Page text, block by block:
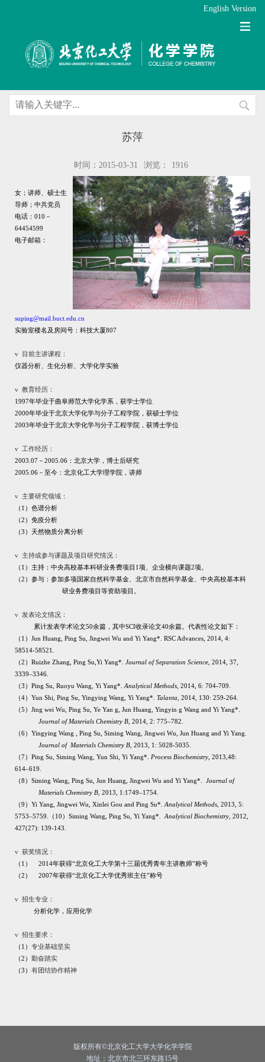
English Version
苏萍
时间：2015-03-31 浏览： 1916
女 ；讲师、硕士生
导师； 中共党员
电话： 010 －
64454599
电子邮箱：
suping@mail.buct.edu.cn
实验室楼名及房间号：科技大厦807
v 目前主讲课程：
仪器分析、生化分析、大学化学实验
v 教育经历：
1997年毕业于曲阜师范大学化学系，获学士学位
2000年毕业于北京大学化学与分子工程学院，获硕士学位
2003年毕业于北京大学化学与分子工程学院，获博士学位
v 工作经历：
2003.07 － 2005.06 ：北京大学，博士后研究
2005.06 －至今：北京化工大学理学院，讲师
v 主要研究领域：
（ 1 ）色谱分析
（2 ）免疫分析
（3 ）天然物质分离分析
v 主持或参与课题及项目研究情况：
（ 1 ）主持：中央高校基本科研业务费项目 1项、企业横向课题2项。
（2 ）参与：参加多项国家自然科学基金、北京市自然科学基金、中央高校基本科
研业务费项目等资助项目。
v 发表论文情况：
累计发表学术论文50余篇，其中SCI收录论文40余篇。代表性论文如下：
（ 1 ） Jun Huang, Ping Su, Jingwei Wu and Yi Yang*. RSC Advances, 2014, 4:
58514-58521.
（2 ） Ruizhe Zhang, Ping Su,Yi Yang*. Journal of Separation Science , 2014, 37,
3339–3346.
（3 ） Ping Su, Ruoyu Wang, Yi Yang*. Analytical Methods , 2014, 6: 704-709.
（4） Yun Shi, Ping Su, Yingying Wang, Yi Yang*. Talanta , 2014, 130: 259-264.
（5 ） Jing wei Wu, Ping Su, Ye Yan g, Jun Huang, Yingyin g Wang and Yi Yang*.
Journal of Materials Chemistry B , 2014, 2: 775–782.
（6） Yingying Wang , Ping Su, Siming Wang, Jingwei Wu, Jun Huang and Yi Yang.
Journal of Materials Chemistry B , 2013,
1: 5028-5035.
（7） Ping Su, Siming Wang, Yun Shi, Yi Yang*. Process Biochemistry , 2013,48:
614–619.
（8 ） Siming Wang, Ping Su, Jun Huang, Jingwei Wu and Yi Yang*.
Journal of
Materials Chemistry B , 2013, 1:1749–1754.
（9 ） Yi Yang, Jingwei Wu, Xinlei Gou and Ping Su*. Analytical Methods , 2013, 5:
5753–5759.
（ 10 ） Siming Wang, Ping Su, Yi Yang*. Analytical Biochemistry , 2012,
427(27): 139-143.
v 获奖情况：
（1）
2014年获得“北京化工大学第十三届优秀青年主讲教师”称号
（2）
2007年获得“北京化工大学优秀班主任”称号
v 招生专业：
分析化学，应用化学
v 招生要求：
（ 1 ） 专业基础坚实
（2 ） 勤奋踏实
（3 ） 有团结协作精神
版权所有©北京化工大学大学化学学院
地址：北京市北三环东路15号